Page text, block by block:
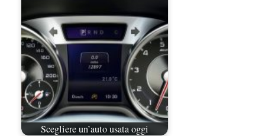
Scegliere un’auto usata oggi